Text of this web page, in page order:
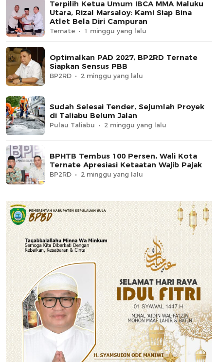
Terpilih Ketua Umum IBCA MMA Maluku
Utara, Rizal Marsaloy: Kami Siap Bina
Atlet Bela Diri Campuran
Ternate 1 minggu yang lalu
Optimalkan PAD 2027, BP2RD Ternate
Siapkan Sensus PBB
BP2RD 2 minggu yang lalu
Sudah Selesai Tender, Sejumlah Proyek
di Taliabu Belum Jalan
Pulau Taliabu 2 minggu yang lalu
BPHTB Tembus 100 Persen, Wali Kota
Ternate Apresiasi Ketaatan Wajib Pajak
BP2RD 2 minggu yang lalu